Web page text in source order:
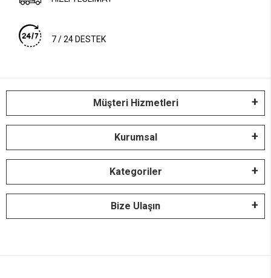
7 / 24 DESTEK
Müşteri Hizmetleri
Kurumsal
Kategoriler
Bize Ulaşın